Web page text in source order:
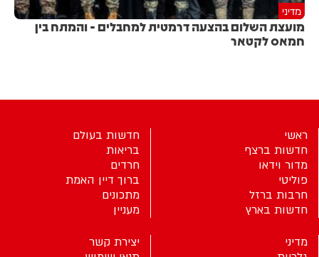
מדיני
מועצת השלום בהצעה דרמטית למחבלים - והמתח בין
חמאס לקטאר
ראשי
חדשות ברצף
מדור וידאו
פוליטי
חרבות ברזל
חדשות בארץ
חדשות בעולם
בריאות
חרדים
ברוך דיין האמת
מתכונים
מעניין
מדיני
יצירת קשר